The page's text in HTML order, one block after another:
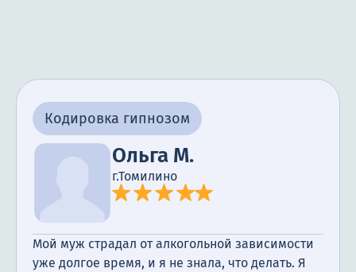
Кодировка гипнозом
Ольга М.
г.Томилино
Мой муж страдал от алкогольной зависимости
уже долгое время, и я не знала, что делать. Я